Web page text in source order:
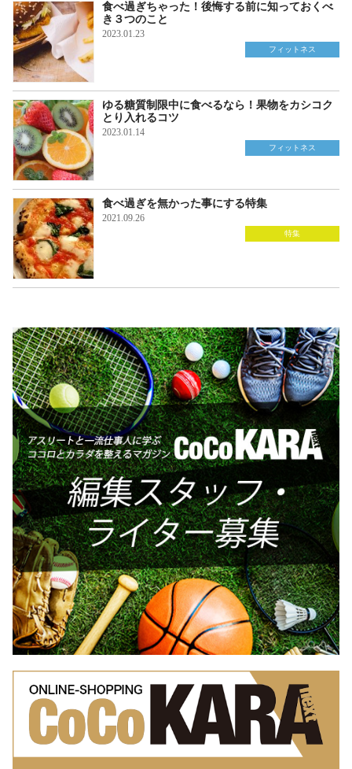
食べ過ぎちゃった！後悔する前に知っておくべ
き３つのこと
2023.01.23
フィットネス
ゆる糖質制限中に食べるなら！果物をカシコク
とり入れるコツ
2023.01.14
フィットネス
食べ過ぎを無かった事にする特集
2021.09.26
特集